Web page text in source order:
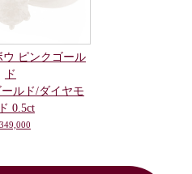
ウ ピンクゴール
ド
ルド/ダイヤモ
0.5ct